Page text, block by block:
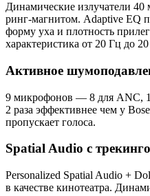
Динамические излучатели
ринг-магнитом. Adaptive EQ
форму уха и плотность
характеристика от 20 Гц до
Активное
9 микрофонов — 8 для ANC,
2 раза эффективнее чем у
пропускает голоса.
Spatial Audio с
Personalized Spatial Audio +
в качестве кинотеатра.